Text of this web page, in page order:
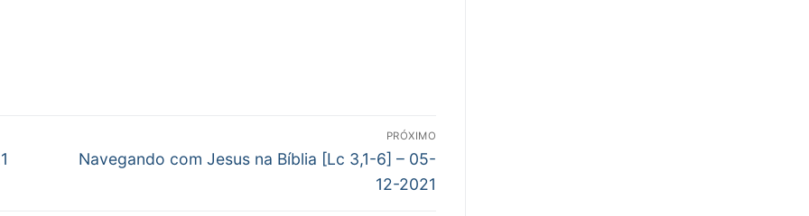
PRÓXIMO
Próximo
Navegando com Jesus na Bíblia [Lc 3,1-6] – 05-
12-2021